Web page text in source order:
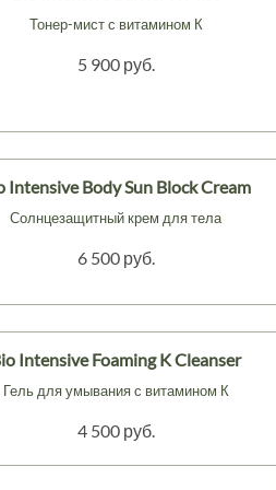
Тонер-мист с витамином К
5 900 руб.
Intensive Body Sun Block Cream
Солнцезащитный крем для тела
6 500 руб.
Intensive Foaming K Cleanser
Гель для умывания с витамином К
4 500 руб.